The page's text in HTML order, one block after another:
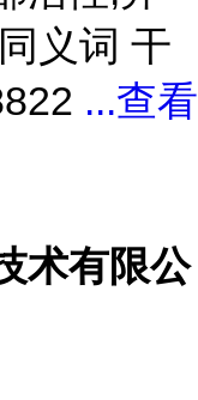
义词 干
...查看
术有限公